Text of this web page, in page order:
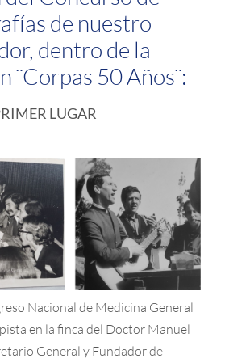
de nuestro
dentro de la
¨Corpas 50 Años¨:
LUGAR
Nacional de Medicina General
en la finca del Doctor Manuel
General y Fundador de